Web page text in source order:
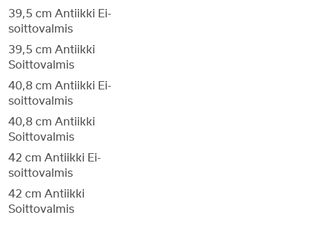
39,5 cm Antiikki Ei-
soittovalmis
39,5 cm Antiikki
Soittovalmis
40,8 cm Antiikki Ei-
soittovalmis
40,8 cm Antiikki
Soittovalmis
42 cm Antiikki Ei-
soittovalmis
42 cm Antiikki
Soittovalmis